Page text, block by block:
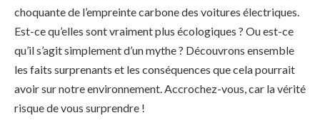
choquante de l’empreinte carbone des voitures électriques.
Est-ce qu’elles sont vraiment plus écologiques ? Ou est-ce
qu’il s’agit simplement d’un mythe ? Découvrons ensemble
les faits surprenants et les conséquences que cela pourrait
avoir sur notre environnement. Accrochez-vous, car la vérité
risque de vous surprendre !